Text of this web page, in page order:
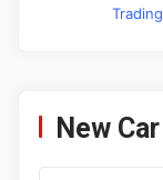
New Car